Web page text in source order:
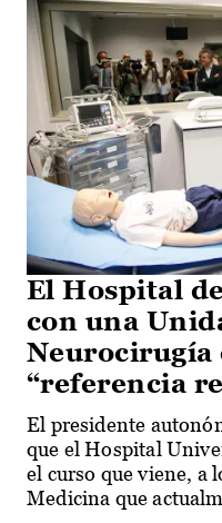
El Hospital
con una
Neurocirugía
“referencia
El presidente
que el Hospital
el curso que viene, a
Medicina que